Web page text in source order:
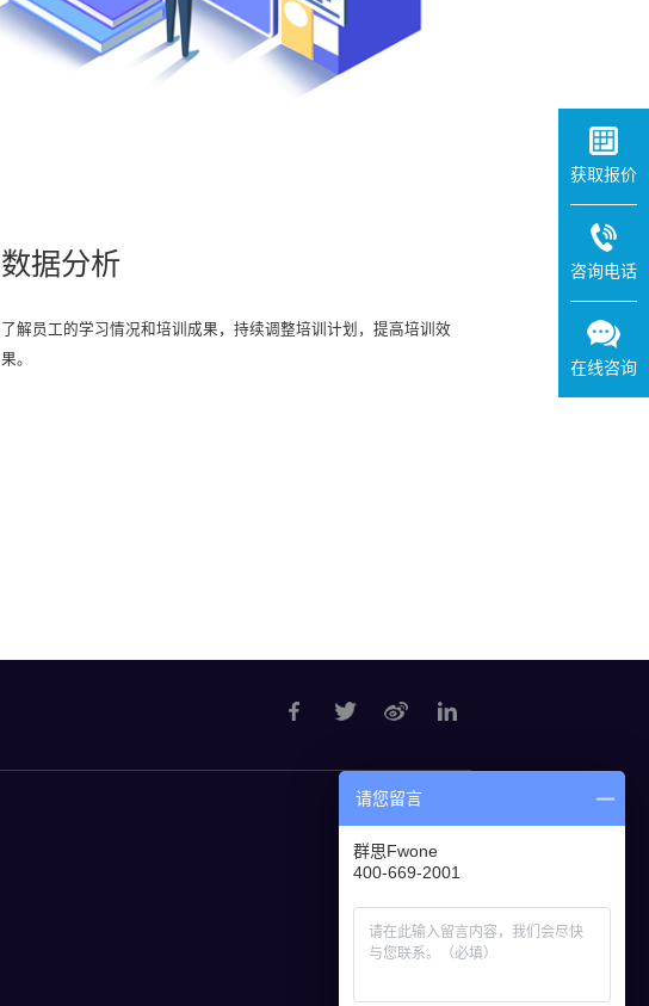
获取报价
咨询电话
在线咨询
数据分析
了解员工的学习情况和培训成果，持续调整培训计划，提高培训效
果。
订阅号
请您留言
群思Fwone
400-669-2001